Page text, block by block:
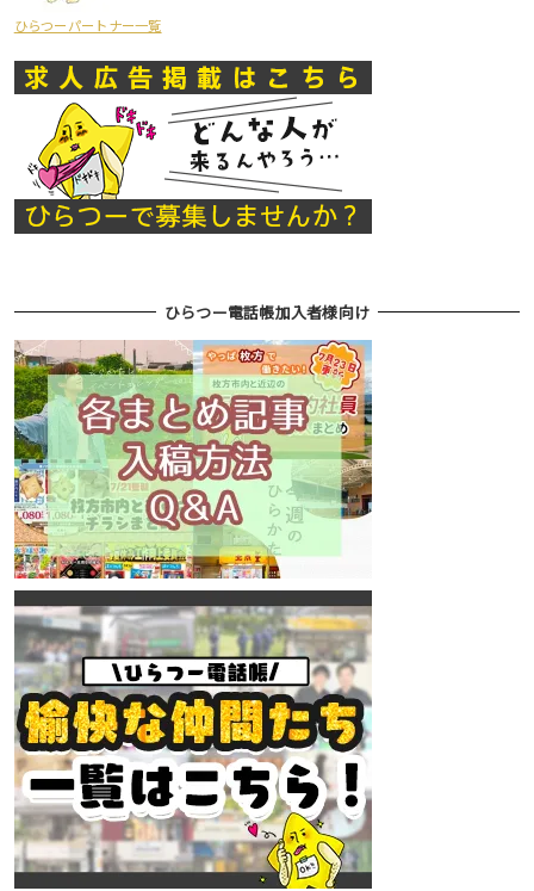
ひらつーパートナー一覧
ひらつー電話帳加入者様向け